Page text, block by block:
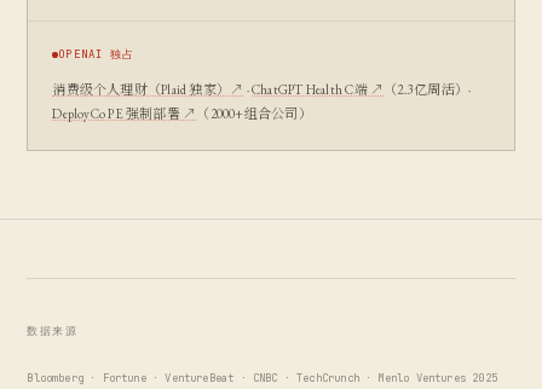
OPENAI 独占
消费级个人理财（Plaid 独家）↗ ·ChatGPT Health C端 ↗
（2.3亿周活）·
DeployCo PE 强制部署 ↗
（2000+组合公司）
数据来源
Bloomberg · Fortune · VentureBeat · CNBC · TechCrunch · Menlo Ventures 2025